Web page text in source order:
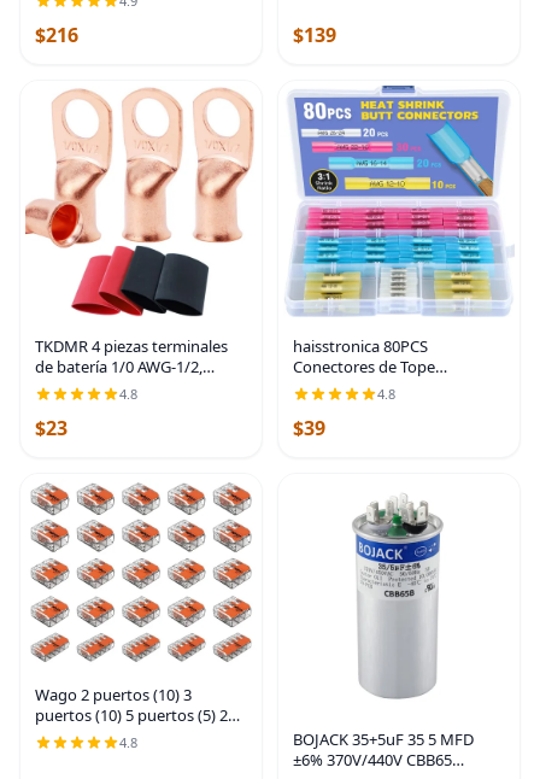
(120x15mm, Marrón)
$216 $139
TKDMR 4 piezas terminales
de batería 1/0 AWG-1/2,
terminales de cable
resistentes, terminales de
anillo, extremos de cable de
4.8
$23
haisstronica 80PCS
Conectores de Tope
Termorretráctiles, Conectores
de Cable Termorretráctiles de
Grado Marino Calibre 26-10,
4.8
$39
Wago 2 puertos (10) 3
puertos (10) 5 puertos (5) 221
conector de empalme,
paquete de bolsillo surtido
4.8
BOJACK 35+5uF 35 5 MFD
±6% 370V/440V CBB65